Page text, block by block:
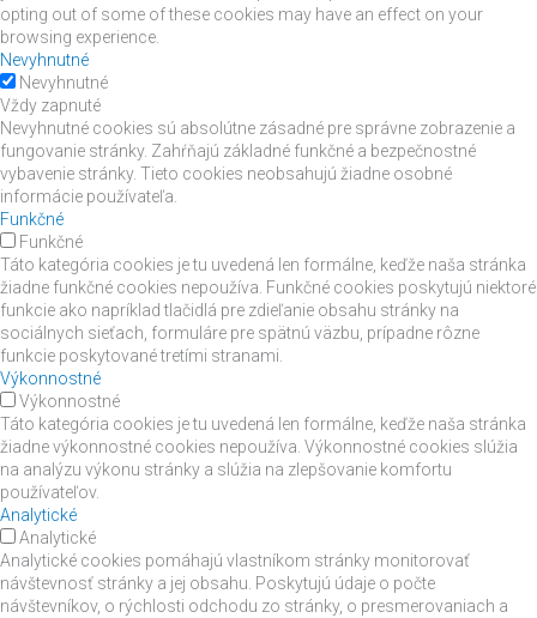
opting out of some of these cookies may have an effect on your
browsing experience.
Nevyhnutné
Nevyhnutné
Vždy zapnuté
Nevyhnutné cookies sú absolútne zásadné pre správne zobrazenie a
fungovanie stránky. Zahŕňajú základné funkčné a bezpečnostné
vybavenie stránky. Tieto cookies neobsahujú žiadne osobné
informácie používateľa.
Funkčné
Funkčné
Táto kategória cookies je tu uvedená len formálne, keďže naša stránka
žiadne funkčné cookies nepoužíva. Funkčné cookies poskytujú niektoré
funkcie ako napríklad tlačidlá pre zdieľanie obsahu stránky na
sociálnych sieťach, formuláre pre spätnú väzbu, prípadne rôzne
funkcie poskytované tretími stranami.
Výkonnostné
Výkonnostné
Táto kategória cookies je tu uvedená len formálne, keďže naša stránka
žiadne výkonnostné cookies nepoužíva. Výkonnostné cookies slúžia
na analýzu výkonu stránky a slúžia na zlepšovanie komfortu
používateľov.
Analytické
Analytické
Analytické cookies pomáhajú vlastníkom stránky monitorovať
návštevnosť stránky a jej obsahu. Poskytujú údaje o počte
návštevníkov, o rýchlosti odchodu zo stránky, o presmerovaniach a